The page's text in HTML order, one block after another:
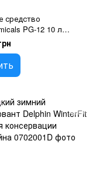
средство
PG-12 10 л
и осадка в